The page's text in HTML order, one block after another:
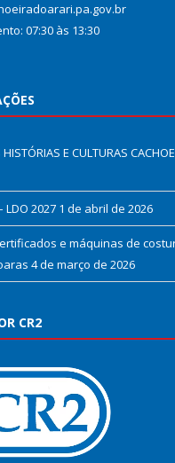
07:30 às 13:30
E CULTURAS
LDO 2027 1 de abril de 2026
e máquinas de
4 de março de 2026
CR2